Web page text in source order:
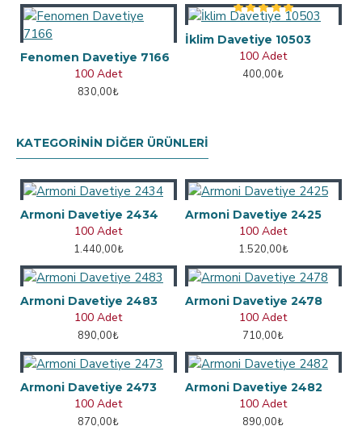
Fenomen Davetiye 7166
100 Adet
830,00₺
İklim Davetiye 10503
100 Adet
400,00₺
KATEGORININ DIĞER ÜRÜNLERI
Armoni Davetiye 2434
100 Adet
1.440,00₺
Armoni Davetiye 2425
100 Adet
1.520,00₺
Armoni Davetiye 2483
100 Adet
890,00₺
Armoni Davetiye 2478
100 Adet
710,00₺
Armoni Davetiye 2473
100 Adet
870,00₺
Armoni Davetiye 2482
100 Adet
890,00₺